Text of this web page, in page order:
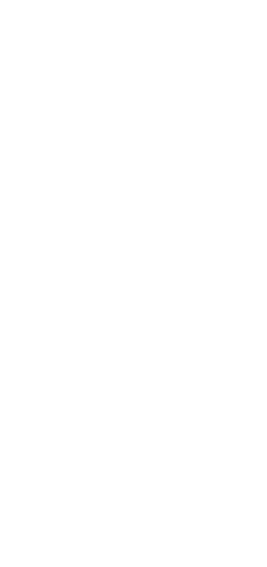
независимо от имеющегося уровня подготовленности.